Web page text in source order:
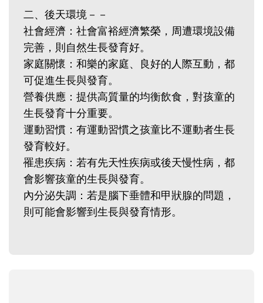
二、後天環境－－
社會經濟：社會富裕經濟繁榮，周遭環境設備
完善，則自然生長發育好。
家庭關懷：和樂的家庭、良好的人際互動，都
可促進生長與發育。
營養供應：提供高質量的均衡飲食，對孩童的
生長發育十分重要。
運動習慣：有運動習慣之孩童比不運動者生長
發育較好。
罹患疾病：若有先天性疾病或後天慢性病，都
會影響孩童的生長與發育。
內分泌失調：若是腦下垂體和甲狀腺的問題，
則可能會影響到生長與發育情形。